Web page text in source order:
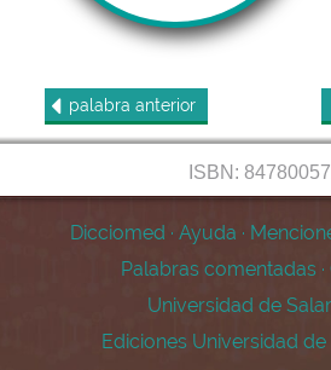
palabra anterior
ISBN:
Dicciomed · Ayuda ·
Palabras comentadas ·
Universidad de
Ediciones Universidad